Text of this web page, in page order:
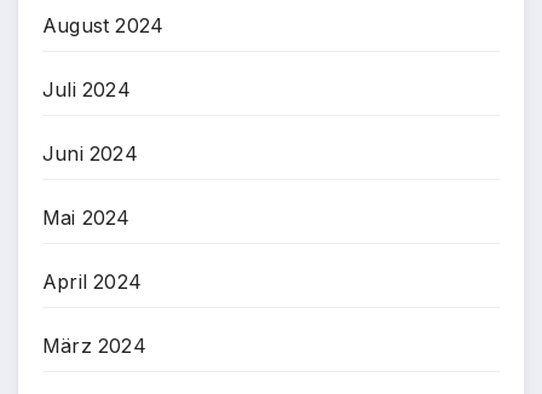
August 2024
Juli 2024
Juni 2024
Mai 2024
April 2024
März 2024